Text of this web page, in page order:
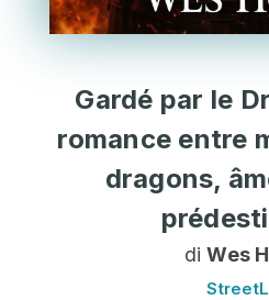
Gardé par le
romance entre
dragons,
diWes